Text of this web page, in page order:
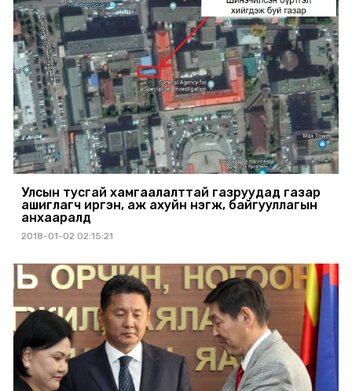
Улсын тусгай хамгаалалттай газруудад газар
ашиглагч иргэн, аж ахуйн нэгж, байгууллагын
анхааралд
2018-01-02 02:15:21